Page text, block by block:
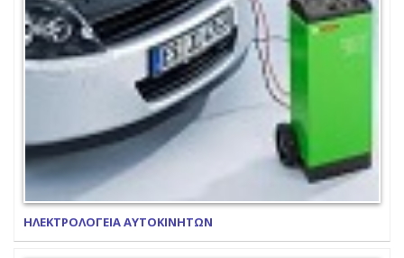
ΗΛΕΚΤΡΟΛΟΓΕΙΑ ΑΥΤΟΚΙΝΗΤΩΝ